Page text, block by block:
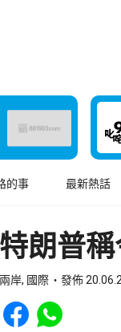
的事 最新熱話
特朗普
兩岸, 國際 發佈
Share to Facebook
Share to